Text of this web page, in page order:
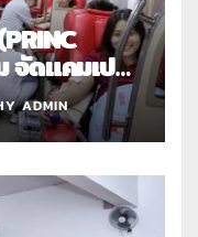
จัดแคมเปญ
ผสาน :
ADMIN